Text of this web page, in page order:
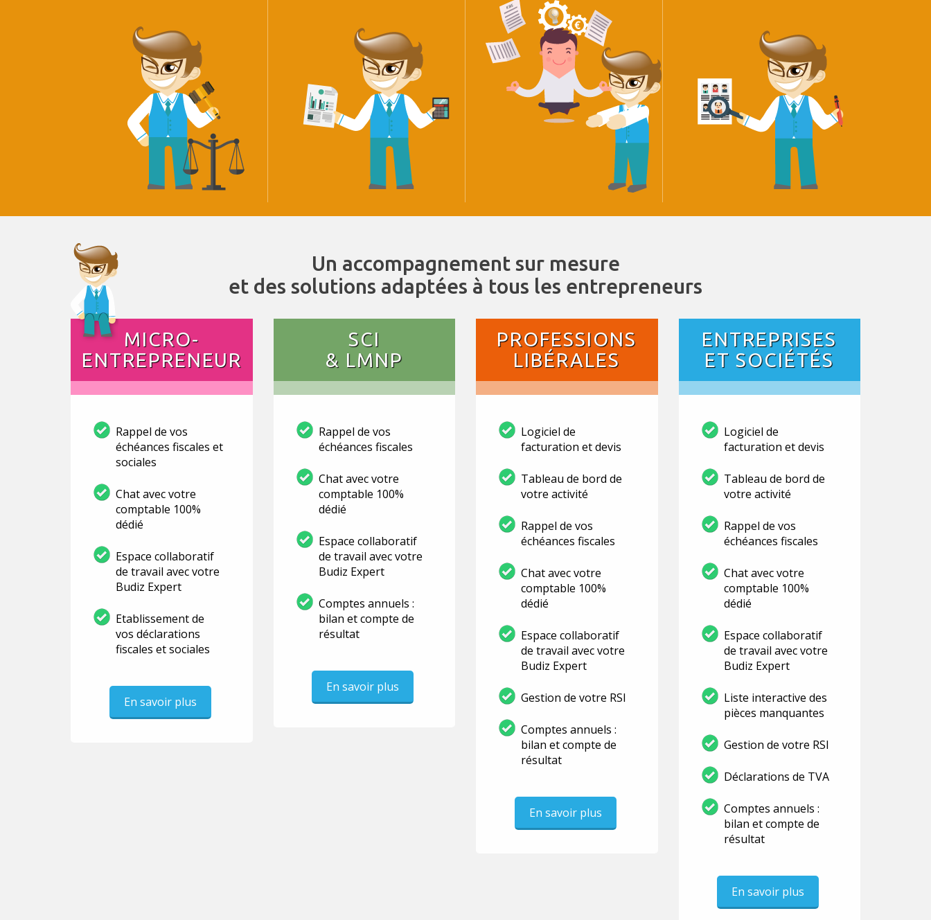
Un accompagnement sur mesure
et des solutions adaptées à tous les entrepreneurs
MICRO-
ENTREPRENEUR
Rappel de vos
échéances fiscales et
sociales
Chat avec votre
comptable 100%
dédié
Espace collaboratif
de travail avec votre
Budiz Expert
Etablissement de
vos déclarations
fiscales et sociales
En savoir plus
SCI
& LMNP
Rappel de vos
échéances fiscales
Chat avec votre
comptable 100%
dédié
Espace collaboratif
de travail avec votre
Budiz Expert
Comptes annuels :
bilan et compte de
résultat
En savoir plus
PROFESSIONS
LIBÉRALES
Logiciel de
facturation et devis
Tableau de bord de
votre activité
Rappel de vos
échéances fiscales
Chat avec votre
comptable 100%
dédié
Espace collaboratif
de travail avec votre
Budiz Expert
Gestion de votre RSI
Comptes annuels :
bilan et compte de
résultat
En savoir plus
ENTREPRISES
ET SOCIÉTÉS
Logiciel de
facturation et devis
Tableau de bord de
votre activité
Rappel de vos
échéances fiscales
Chat avec votre
comptable 100%
dédié
Espace collaboratif
de travail avec votre
Budiz Expert
Liste interactive des
pièces manquantes
Gestion de votre RSI
Déclarations de TVA
Comptes annuels :
bilan et compte de
résultat
En savoir plus